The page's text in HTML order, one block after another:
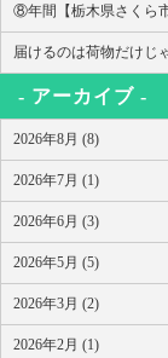
⑧年間【栃木県さくら
届けるのは荷物だけじ
アーカイブ
2026年8月 (8)
2026年7月 (1)
2026年6月 (3)
2026年5月 (5)
2026年3月 (2)
2026年2月 (1)